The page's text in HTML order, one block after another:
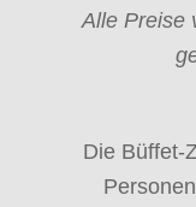
Alle Preise
Die Büffet-